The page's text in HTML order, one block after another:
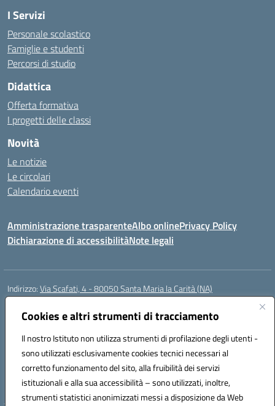
Cookies e altri strumenti di tracciamento
Il nostro Istituto non utilizza strumenti di profilazione degli utenti -
sono utilizzati esclusivamente cookies tecnici necessari al
corretto funzionamento del sito, alla fruibilità dei servizi
istituzionali e alla sua accessibilità – sono utilizzati, inoltre,
strumenti statistici anonimizzati messi a disposizione da Web
I Servizi
Personale scolastico
Famiglie e studenti
Percorsi di studio
Didattica
Offerta formativa
I progetti delle classi
Novità
Le notizie
Le circolari
Calendario eventi
Amministrazione trasparenteAlbo onlinePrivacy Policy
Dichiarazione di accessibilitàNote legali
Indirizzo:Via Scafati, 4 - 80050 Santa Maria la Carità (NA)
Centralino:
Posta elettronica certificata (PEC):NAEE21900T@pec.istruzione.it
Codice fiscale: 90016250632
Codice meccanografico:NAEE21900T
Codice Indice delle Pubbliche Amministrazioni (IPA): istsc_naee21900t
Codice unico di fatturazione (CUF): UFZ0X6